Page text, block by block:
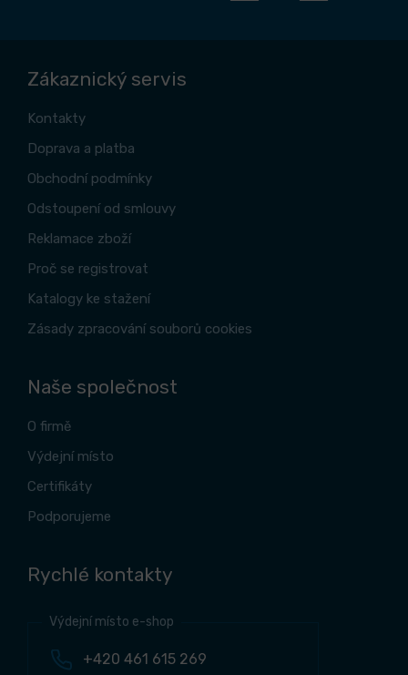
Zákaznický servis
Kontakty
Doprava a platba
Obchodní podmínky
Odstoupení od smlouvy
Reklamace zboží
Proč se registrovat
Katalogy ke stažení
Zásady zpracování souborů cookies
Naše společnost
O firmě
Výdejní místo
Certifikáty
Podporujeme
Rychlé kontakty
Výdejní místo e-shop
+420 461 615 269